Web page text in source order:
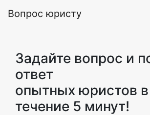
Вопрос юристу
Задайте вопрос и
ответ
опытных юристов в
течение 5 минут!